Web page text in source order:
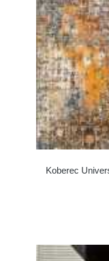
Koberec